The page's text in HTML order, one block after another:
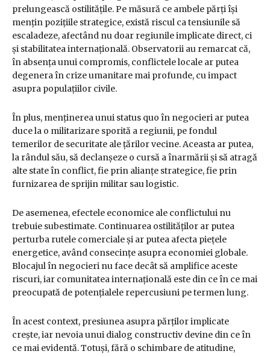
prelungească ostilitățile. Pe măsură ce ambele părți își
mențin pozițiile strategice, există riscul ca tensiunile să
escaladeze, afectând nu doar regiunile implicate direct, ci
și stabilitatea internațională. Observatorii au remarcat că,
în absența unui compromis, conflictele locale ar putea
degenera în crize umanitare mai profunde, cu impact
asupra populațiilor civile.
În plus, menținerea unui status quo în negocieri ar putea
duce la o militarizare sporită a regiunii, pe fondul
temerilor de securitate ale țărilor vecine. Aceasta ar putea,
la rândul său, să declanșeze o cursă a înarmării și să atragă
alte state în conflict, fie prin alianțe strategice, fie prin
furnizarea de sprijin militar sau logistic.
De asemenea, efectele economice ale conflictului nu
trebuie subestimate. Continuarea ostilităților ar putea
perturba rutele comerciale și ar putea afecta piețele
energetice, având consecințe asupra economiei globale.
Blocajul în negocieri nu face decât să amplifice aceste
riscuri, iar comunitatea internațională este din ce în ce mai
preocupată de potențialele repercusiuni pe termen lung.
În acest context, presiunea asupra părților implicate
crește, iar nevoia unui dialog constructiv devine din ce în
ce mai evidentă. Totuși, fără o schimbare de atitudine,